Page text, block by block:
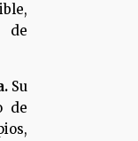
Su
de